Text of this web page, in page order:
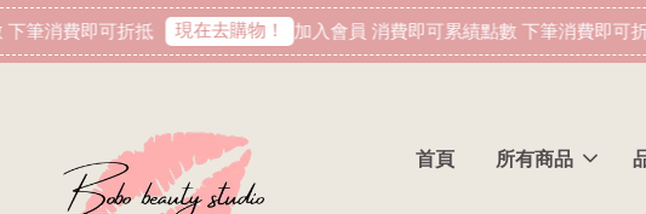
消費即可折抵 現在去購物！ 加入會員 消費即可累績點數 下筆消費即可折抵
首頁 所有商品